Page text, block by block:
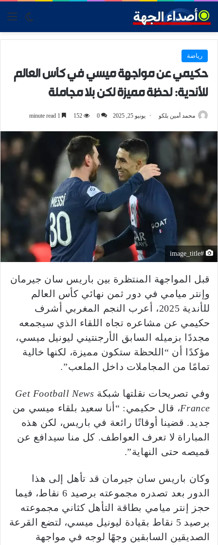
skin
رياضة
حكيمي عن مواجهة ميسي في كأس العالم
للأندية: لحظة مميزة لكن بلا مجاملة
محمد أمين بلكو يونيو 25, 2025 0
152
#image_title
قبل المواجهة المنتظرة بين باريس سان جيرمان
وإنتر ميامي في دور ثمن نهائي كأس العالم
للأندية 2025، أعرب النجم المغربي أشرف
حكيمي عن مشاعره تجاه اللقاء الذي سيجمعه
مجددًا بزميله السابق الأرجنتيني ليونيل ميسي،
مؤكدًا أن “اللحظة ستكون مميزة، لكنها خالية
تمامًا من المجاملات داخل الملعب”.
وفي تصريحات نقلتها شبكة Get Football News
France، قال حكيمي: “أنا سعيد بلقاء ميسي من
جديد. قضينا أوقاتًا رائعة في باريس، لكن هذه
المباراة لا تعرف العواطف. كل منا سيدافع عن
قميصه حتى النهاية”.
وكان باريس سان جيرمان قد تأهل إلى هذا
الدور بعد تصدره مجموعته برصيد 6 نقاط، فيما
حجز إنتر ميامي بطاقة التأهل كثاني مجموعته
برصيد 5 نقاط بقيادة ليونيل ميسي، لتضع القرعة
الصديقين السابقين وجهًا لوجه في مواجهة